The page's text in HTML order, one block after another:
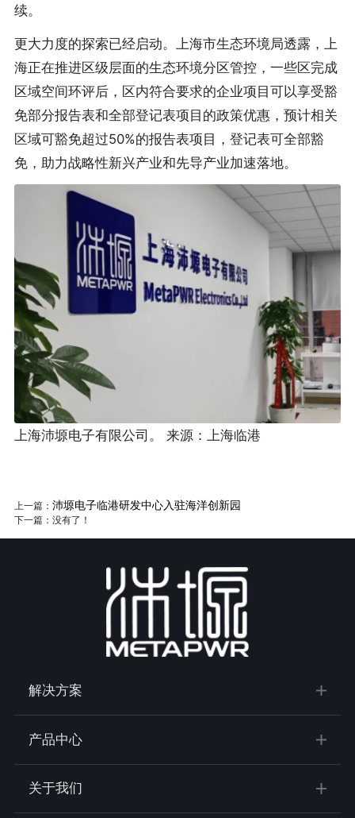
续。
更大力度的探索已经启动。上海市生态环境局透露，上
海正在推进区级层面的生态环境分区管控，一些区完成
区域空间环评后，区内符合要求的企业项目可以享受豁
免部分报告表和全部登记表项目的政策优惠，预计相关
区域可豁免超过50%的报告表项目，登记表可全部豁
免，助力战略性新兴产业和先导产业加速落地。
上海沛塬电子有限公司。 来源：上海临港
上一篇： 沛塬电子临港研发中心入驻海洋创新园
下一篇：没有了！
解决方案
产品中心
关于我们